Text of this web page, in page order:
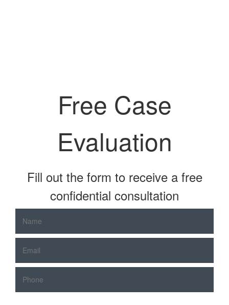
Free Case
Evaluation
Fill out the form to receive a free
confidential consultation